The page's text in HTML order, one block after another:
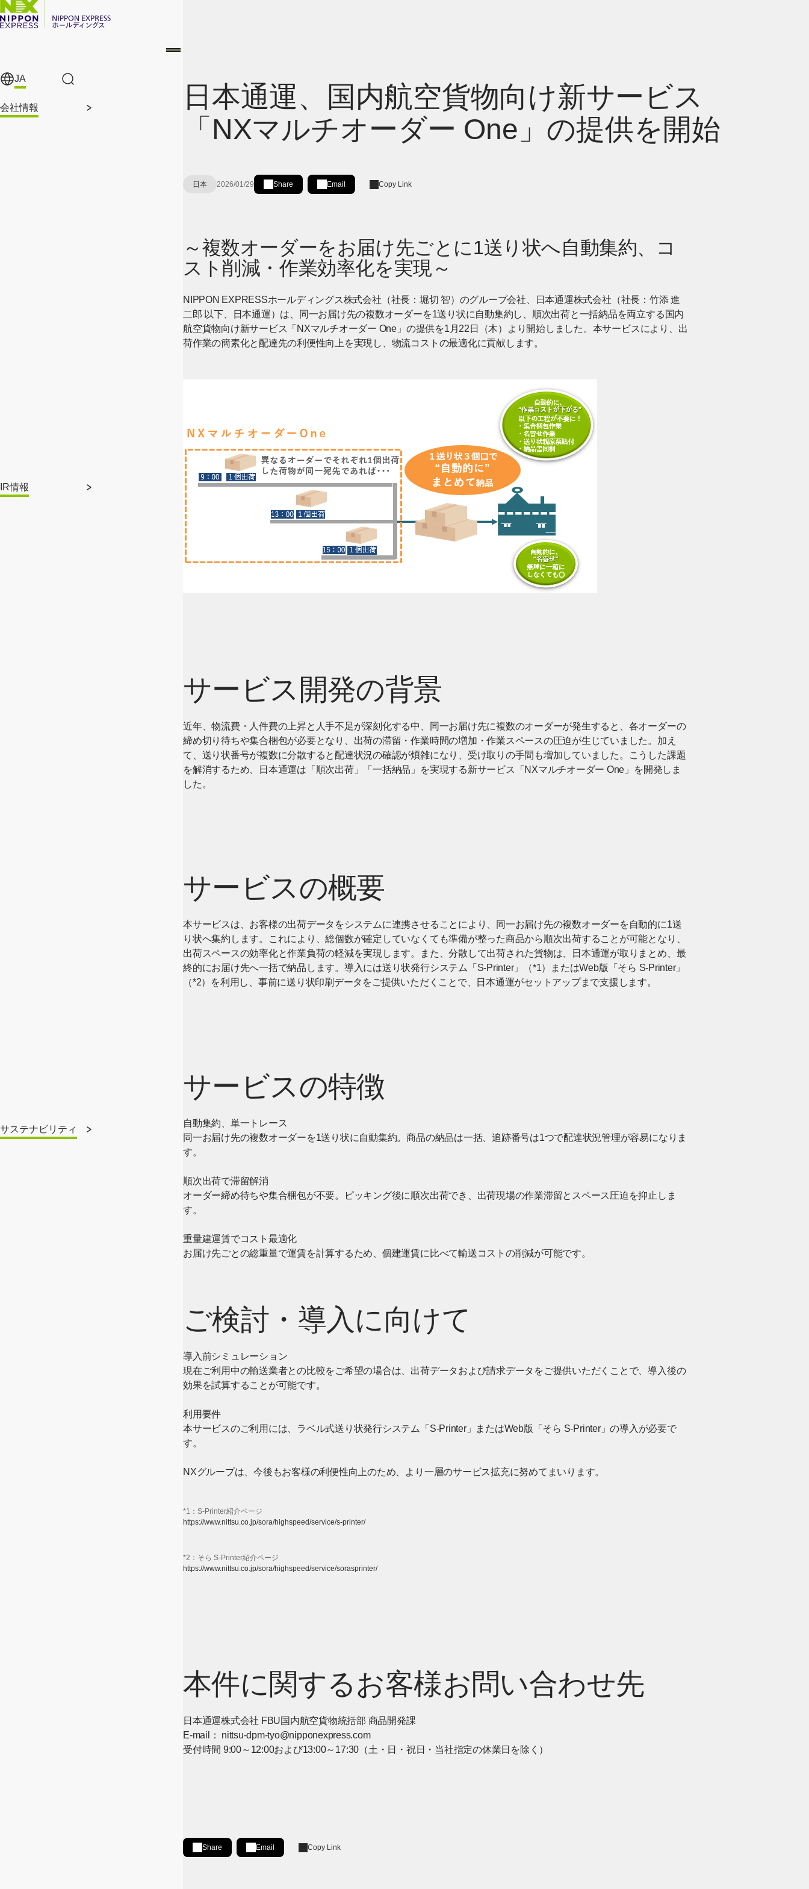
メインコンテンツに移動
JA
サイト内検索
会社情報
IR情報
サステナビリティ
日本通運、国内航空貨物向け新サービス
「NXマルチオーダー One」の提供を開始
日本 2026/01/29 Share
Share on LinkedIn
[Open in new window]
Email Copy Link
～複数オーダーをお届け先ごとに1送り状へ自動集約、コ
スト削減・作業効率化を実現～
NIPPON EXPRESSホールディングス株式会社（社長：堀切 智）のグループ会社、日本通運株式会社（社長：竹添 進
二郎 以下、日本通運）は、同一お届け先の複数オーダーを1送り状に自動集約し、順次出荷と一括納品を両立する国内
航空貨物向け新サービス「NXマルチオーダー One」の提供を1月22日（木）より開始しました。本サービスにより、出
荷作業の簡素化と配達先の利便性向上を実現し、物流コストの最適化に貢献します。
サービス開発の背景
近年、物流費・人件費の上昇と人手不足が深刻化する中、同一お届け先に複数のオーダーが発生すると、各オーダーの
締め切り待ちや集合梱包が必要となり、出荷の滞留・作業時間の増加・作業スペースの圧迫が生じていました。加え
て、送り状番号が複数に分散すると配達状況の確認が煩雑になり、受け取りの手間も増加していました。こうした課題
を解消するため、日本通運は「順次出荷」「一括納品」を実現する新サービス「NXマルチオーダー One」を開発しま
した。
サービスの概要
本サービスは、お客様の出荷データをシステムに連携させることにより、同一お届け先の複数オーダーを自動的に1送
り状へ集約します。これにより、総個数が確定していなくても準備が整った商品から順次出荷することが可能となり、
出荷スペースの効率化と作業負荷の軽減を実現します。また、分散して出荷された貨物は、日本通運が取りまとめ、最
終的にお届け先へ一括で納品します。導入には送り状発行システム「S-Printer」（*1）またはWeb版「そら S-Printer」
（*2）を利用し、事前に送り状印刷データをご提供いただくことで、日本通運がセットアップまで支援します。
サービスの特徴
自動集約、単一トレース
同一お届け先の複数オーダーを1送り状に自動集約。商品の納品は一括、追跡番号は1つで配達状況管理が容易になりま
す。
順次出荷で滞留解消
オーダー締め待ちや集合梱包が不要。ピッキング後に順次出荷でき、出荷現場の作業滞留とスペース圧迫を抑止しま
す。
重量建運賃でコスト最適化
お届け先ごとの総重量で運賃を計算するため、個建運賃に比べて輸送コストの削減が可能です。
ご検討・導入に向けて
導入前シミュレーション
現在ご利用中の輸送業者との比較をご希望の場合は、出荷データおよび請求データをご提供いただくことで、導入後の
効果を試算することが可能です。
利用要件
本サービスのご利用には、ラベル式送り状発行システム「S-Printer」またはWeb版「そら S-Printer」の導入が必要で
す。
NXグループは、今後もお客様の利便性向上のため、より一層のサービス拡充に努めてまいります。
*1：S-Printer紹介ページ
https://www.nittsu.co.jp/sora/highspeed/service/s-printer/
*2：そら S-Printer紹介ページ
https://www.nittsu.co.jp/sora/highspeed/service/sorasprinter/
本件に関するお客様お問い合わせ先
日本通運株式会社 FBU国内航空貨物統括部 商品開発課
E-mail： nittsu-dpm-tyo@nipponexpress.com
受付時間 9:00～12:00および13:00～17:30（土・日・祝日・当社指定の休業日を除く）
Share
Share on LinkedIn
[Open in new window]
Email Copy Link